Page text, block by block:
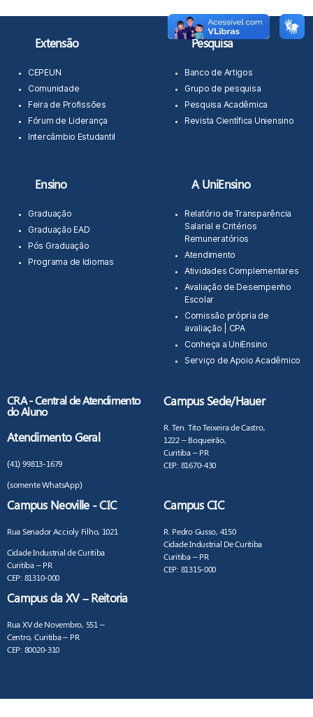
Extensão
CEPEUN
Comunidade
Feira de Profissões
Fórum de Liderança
Intercâmbio Estudantil
Pesquisa
Banco de Artigos
Grupo de pesquisa
Pesquisa Acadêmica
Revista Científica Uniensino
Ensino
Graduação
Graduação EAD
Pós Graduação
Programa de Idiomas
A UniEnsino
Relatório de Transparência
Salarial e Critérios
Remuneratórios
Atendimento
Atividades Complementares
Avaliação de Desempenho
Escolar
Comissão própria de
avaliação | CPA
Conheça a UniEnsino
Serviço de Apoio Acadêmico
CRA - Central de Atendimento
do Aluno
Atendimento Geral
(41) 99813-1679
(somente WhatsApp)
Campus Sede/Hauer
R. Ten. Tito Teixeira de Castro,
1222 – Boqueirão,
Curitiba – PR
CEP: 81670-430
Campus Neoville - CIC
Rua Senador Accioly Filho, 1021
Cidade Industrial de Curitiba
Curitiba – PR
CEP: 81310-000
Campus CIC
R. Pedro Gusso, 4150
Cidade Industrial De Curitiba
Curitiba – PR
CEP: 81315-000
Campus da XV – Reitoria
Rua XV de Novembro, 551 –
Centro, Curitiba – PR
CEP: 80020-310